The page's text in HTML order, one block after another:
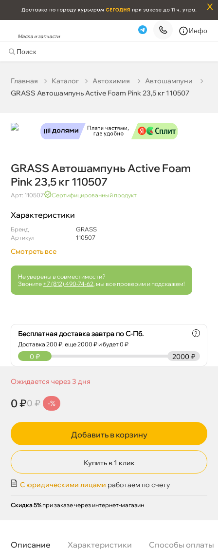
x
Масла и запчасти
Инфо
Главная Катало Автохимия
Автошампуни
GRASS Автошампунь Active Foam Pink 23,5 кг 110507
GRASS Автошампунь Active Foam
Pink 23,5 кг 110507
Арт: 110507 Сертифицированный продукт
Характеристики
Бренд
GRASS
Артикул
110507
Смотреть все
Не уверены в совместимости?
Звоните +7 (812) 490-74-62 , мы все проверим и подскажем!
Бесплатная доставка завтра по С-Пб.
Доставка200 ₽, еще2000 ₽ и будет 0 ₽
?
2000 ₽
0 ₽
Ожидается через 3 дня
0 ₽0 ₽ -%
Добавить в корзину
Купить в 1 клик
С юридическими лицами работаем по счету
Скидка 5% при заказе через интернет-магазин
Описание Характеристики Способы оплаты
Самовывоз